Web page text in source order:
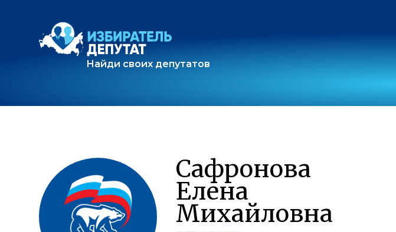
Найди своих депутатов
Сафронова
Елена
Михайловна